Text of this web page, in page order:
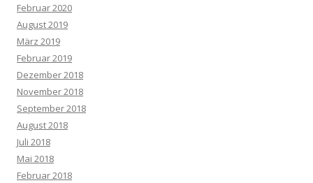
Februar 2020
August 2019
März 2019
Februar 2019
Dezember 2018
November 2018
September 2018
August 2018
Juli 2018
Mai 2018
Februar 2018